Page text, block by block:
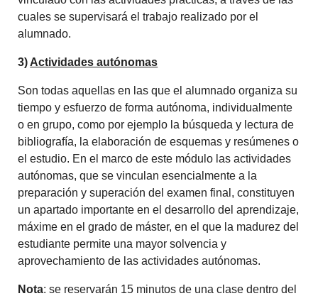
cuales se supervisará el trabajo realizado por el
alumnado.
3) Actividades autónomas
Son todas aquellas en las que el alumnado organiza su
tiempo y esfuerzo de forma autónoma, individualmente
o en grupo, como por ejemplo la búsqueda y lectura de
bibliografía, la elaboración de esquemas y resúmenes o
el estudio. En el marco de este módulo las actividades
autónomas, que se vinculan esencialmente a la
preparación y superación del examen final, constituyen
un apartado importante en el desarrollo del aprendizaje,
máxime en el grado de máster, en el que la madurez del
estudiante permite una mayor solvencia y
aprovechamiento de las actividades autónomas.
Nota: se reservarán 15 minutos de una clase dentro del